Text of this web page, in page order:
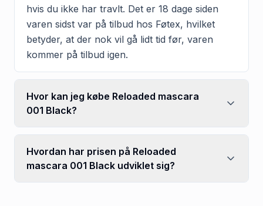
hvis du ikke har travlt. Det er 18 dage siden
varen sidst var på tilbud hos Føtex, hvilket
betyder, at der nok vil gå lidt tid før, varen
kommer på tilbud igen.
Hvor kan jeg købe Reloaded mascara
001 Black?
Hvordan har prisen på Reloaded
mascara 001 Black udviklet sig?